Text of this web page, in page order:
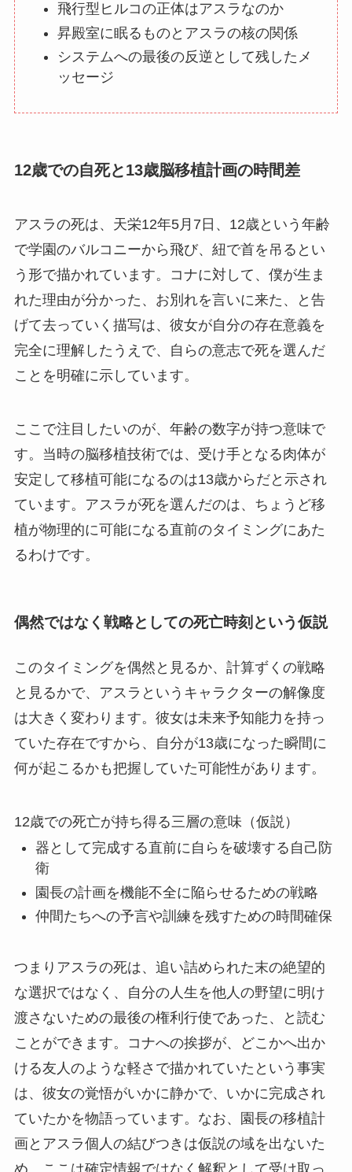
飛行型ヒルコの正体はアスラなのか
昇殿室に眠るものとアスラの核の関係
システムへの最後の反逆として残したメ
ッセージ
12歳での自死と13歳脳移植計画の時間差
アスラの死は、天栄12年5月7日、12歳という年齢
で学園のバルコニーから飛び、紐で首を吊るとい
う形で描かれています。コナに対して、僕が生ま
れた理由が分かった、お別れを言いに来た、と告
げて去っていく描写は、彼女が自分の存在意義を
完全に理解したうえで、自らの意志で死を選んだ
ことを明確に示しています。
ここで注目したいのが、年齢の数字が持つ意味で
す。当時の脳移植技術では、受け手となる肉体が
安定して移植可能になるのは13歳からだと示され
ています。アスラが死を選んだのは、ちょうど移
植が物理的に可能になる直前のタイミングにあた
るわけです。
偶然ではなく戦略としての死亡時刻という仮説
このタイミングを偶然と見るか、計算ずくの戦略
と見るかで、アスラというキャラクターの解像度
は大きく変わります。彼女は未来予知能力を持っ
ていた存在ですから、自分が13歳になった瞬間に
何が起こるかも把握していた可能性があります。
12歳での死亡が持ち得る三層の意味（仮説）
器として完成する直前に自らを破壊する自己防
衛
園長の計画を機能不全に陥らせるための戦略
仲間たちへの予言や訓練を残すための時間確保
つまりアスラの死は、追い詰められた末の絶望的
な選択ではなく、自分の人生を他人の野望に明け
渡さないための最後の権利行使であった、と読む
ことができます。コナへの挨拶が、どこかへ出か
ける友人のような軽さで描かれていたという事実
は、彼女の覚悟がいかに静かで、いかに完成され
ていたかを物語っています。なお、園長の移植計
画とアスラ個人の結びつきは仮説の域を出ないた
め、ここは確定情報ではなく解釈として受け取っ